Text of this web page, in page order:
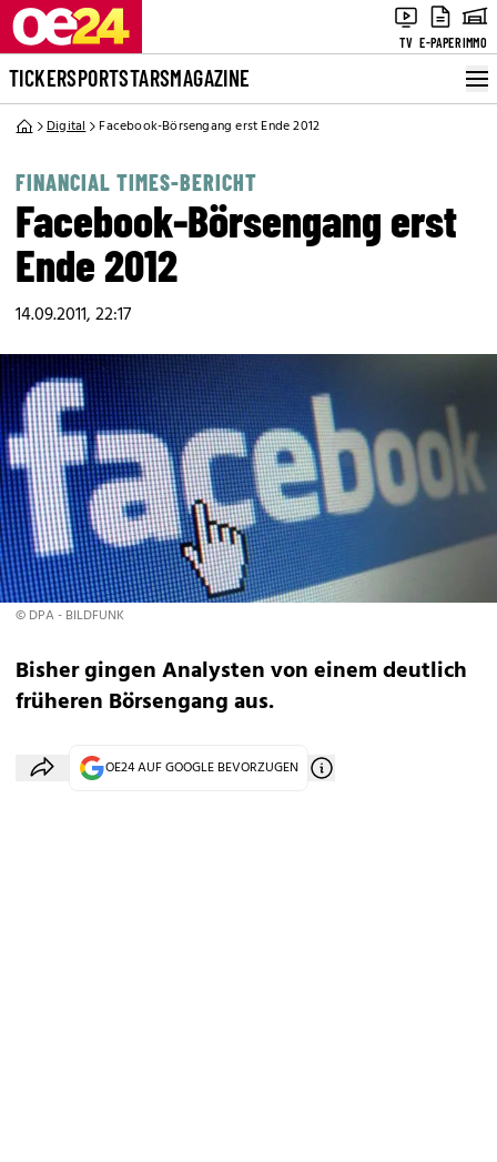
TV E-PAPERIMMO
TICKERSPORTSTARSMAGAZINE
Digital Facebook-Börsengang erst Ende 2012
FINANCIAL TIMES-BERICHT
Facebook-Börsengang erst
Ende 2012
14.09.2011, 22:17
© DPA - BILDFUNK
Bisher gingen Analysten von einem deutlich
früheren Börsengang aus.
OE24 AUF GOOGLE BEVORZUGEN